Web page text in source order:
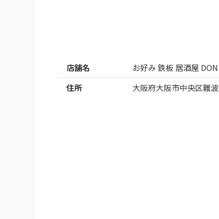
店舗名
お好み 鉄板 居酒屋 DON
住所
大阪府大阪市中央区難